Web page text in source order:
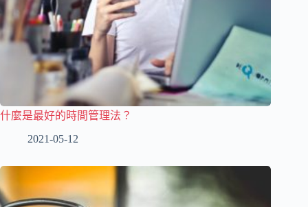
什麼是最好的時間管理法？
2021-05-12